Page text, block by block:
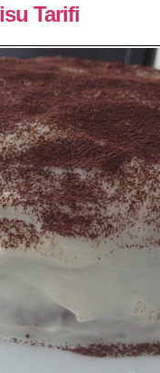
Tarifi